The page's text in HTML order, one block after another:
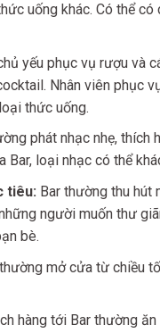
uống khác. Có thể
yếu phục vụ rượu và
Nhân viên phục
thức uống.
phát nhạc nhẹ, thích
Bar, loại nhạc có thể
tiêu: Bar thường thu hút
người muốn thư
bè.
mở cửa từ chiều
hàng tới Bar thường